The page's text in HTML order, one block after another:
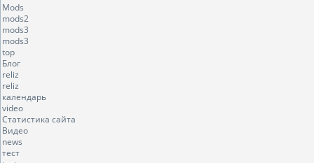
Mods
mods2
mods3
mods3
top
Блог
reliz
reliz
календарь
video
Статистика сайта
Видео
news
тест